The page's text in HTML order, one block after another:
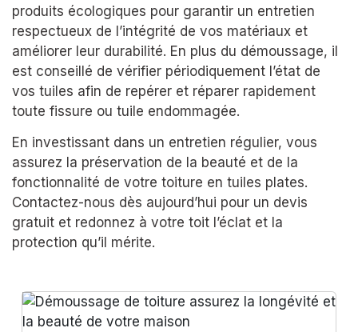
produits écologiques pour garantir un entretien
respectueux de l’intégrité de vos matériaux et
améliorer leur durabilité. En plus du démoussage, il
est conseillé de vérifier périodiquement l’état de
vos tuiles afin de repérer et réparer rapidement
toute fissure ou tuile endommagée.
En investissant dans un entretien régulier, vous
assurez la préservation de la beauté et de la
fonctionnalité de votre toiture en tuiles plates.
Contactez-nous dès aujourd’hui pour un devis
gratuit et redonnez à votre toit l’éclat et la
protection qu’il mérite.